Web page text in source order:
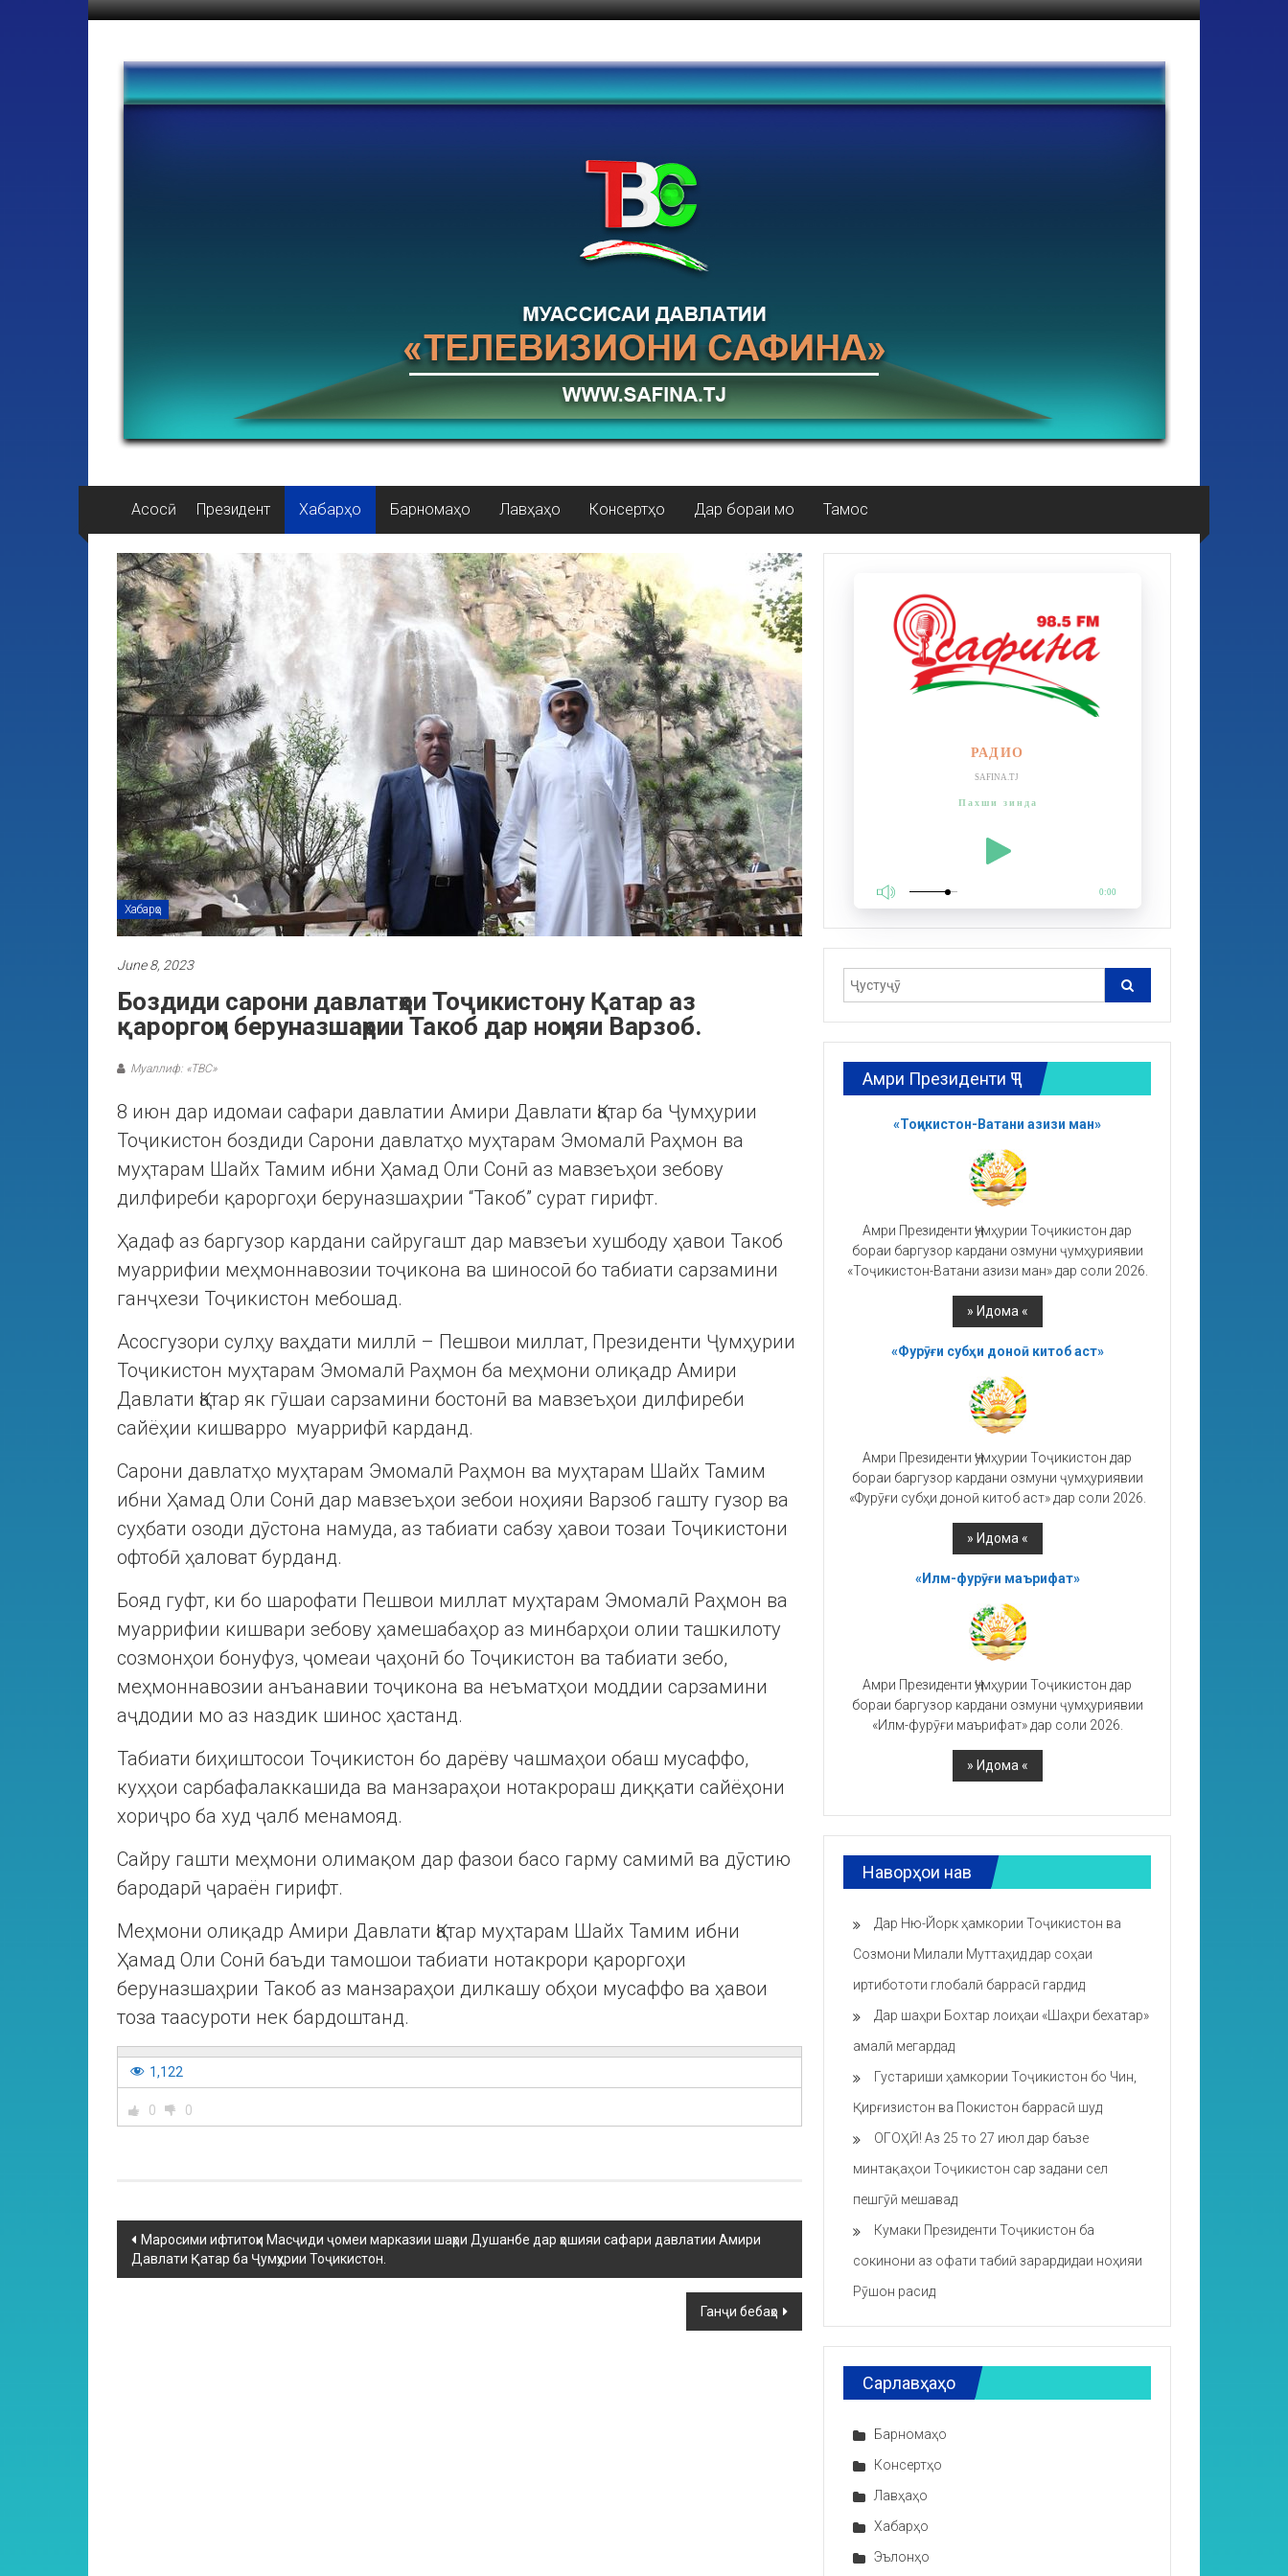
Асосӣ Президент Хабарҳо Барномаҳо Лавҳаҳо Консертҳо Дар бораи мо Тамос
Хабарҳо
June 8, 2023
Боздиди сарони давлатҳои Тоҷикистону Қатар аз
қароргоҳи беруназшаҳрии Такоб дар ноҳияи Варзоб.
Муаллиф: «ТВС»
8 июн дар идомаи сафари давлатии Амири Давлати Қатар ба Ҷумҳурии
Тоҷикистон боздиди Сарони давлатҳо муҳтарам Эмомалӣ Раҳмон ва
муҳтарам Шайх Тамим ибни Ҳамад Оли Сонӣ аз мавзеъҳои зебову
дилфиреби қароргоҳи беруназшаҳрии “Такоб” сурат гирифт.
Ҳадаф аз баргузор кардани сайругашт дар мавзеъи хушбоду ҳавои Такоб
муаррифии меҳмоннавозии тоҷикона ва шиносоӣ бо табиати сарзамини
ганҷхези Тоҷикистон мебошад.
Асосгузори сулҳу ваҳдати миллӣ – Пешвои миллат, Президенти Ҷумҳурии
Тоҷикистон муҳтарам Эмомалӣ Раҳмон ба меҳмони олиқадр Амири
Давлати Қатар як гӯшаи сарзамини бостонӣ ва мавзеъҳои дилфиреби
сайёҳии кишварро муаррифӣ карданд.
Сарони давлатҳо муҳтарам Эмомалӣ Раҳмон ва муҳтарам Шайх Тамим
ибни Ҳамад Оли Сонӣ дар мавзеъҳои зебои ноҳияи Варзоб гашту гузор ва
суҳбати озоди дӯстона намуда, аз табиати сабзу ҳавои тозаи Тоҷикистони
офтобӣ ҳаловат бурданд.
Бояд гуфт, ки бо шарофати Пешвои миллат муҳтарам Эмомалӣ Раҳмон ва
муаррифии кишвари зебову ҳамешабаҳор аз минбарҳои олии ташкилоту
созмонҳои бонуфуз, ҷомеаи ҷаҳонӣ бо Тоҷикистон ва табиати зебо,
меҳмоннавозии анъанавии тоҷикона ва неъматҳои моддии сарзамини
аҷдодии мо аз наздик шинос ҳастанд.
Табиати биҳиштосои Тоҷикистон бо дарёву чашмаҳои обаш мусаффо,
куҳҳои сарбафалаккашида ва манзараҳои нотакрораш диққати сайёҳони
хориҷро ба худ ҷалб менамояд.
Сайру гашти меҳмони олимақом дар фазои басо гарму самимӣ ва дӯстию
бародарӣ ҷараён гирифт.
Меҳмони олиқадр Амири Давлати Қатар муҳтарам Шайх Тамим ибни
Ҳамад Оли Сонӣ баъди тамошои табиати нотакрори қароргоҳи
беруназшаҳрии Такоб аз манзараҳои дилкашу обҳои мусаффо ва ҳавои
тоза таасуроти нек бардоштанд.
1,122
0 0
Маросими ифтитоҳи Масҷиди ҷомеи марказии шаҳри Душанбе дар ҳошияи сафари давлатии Амири
Давлати Қатар ба Ҷумҳурии Тоҷикистон.
Ганҷи бебаҳо
РАДИО
SAFINA.TJ
Пахши зинда
0:00
Амри Президенти ҶТ
«Тоҷикистон-Ватани азизи ман»
Амри Президенти Ҷумҳурии Тоҷикистон дар
бораи баргузор кардани озмуни ҷумҳуриявии
«Тоҷикистон-Ватани азизи ман» дар соли 2026.
«Фурӯғи субҳи доноӣ китоб аст»
Амри Президенти Ҷумҳурии Тоҷикистон дар
бораи баргузор кардани озмуни ҷумҳуриявии
«Фурӯғи субҳи доноӣ китоб аст» дар соли 2026.
«Илм-фурӯғи маърифат»
Амри Президенти Ҷумҳурии Тоҷикистон дар
бораи баргузор кардани озмуни ҷумҳуриявии
«Илм-фурӯғи маърифат» дар соли 2026.
Наворҳои нав
Дар Ню-Йорк ҳамкории Тоҷикистон ва
Созмони Милали Муттаҳид дар соҳаи
иртибототи глобалӣ баррасӣ гардид
Дар шаҳри Бохтар лоиҳаи «Шаҳри бехатар»
амалӣ мегардад
Густариши ҳамкории Тоҷикистон бо Чин,
Қирғизистон ва Покистон баррасӣ шуд
ОГОҲӢ! Аз 25 то 27 июл дар баъзе
минтақаҳои Тоҷикистон сар задани сел
пешгӯӣ мешавад
Кумаки Президенти Тоҷикистон ба
сокинони аз офати табиӣ зарардидаи ноҳияи
Рӯшон расид
Сарлавҳаҳо
Барномаҳо
Консертҳо
Лавҳаҳо
Хабарҳо
Эълонҳо